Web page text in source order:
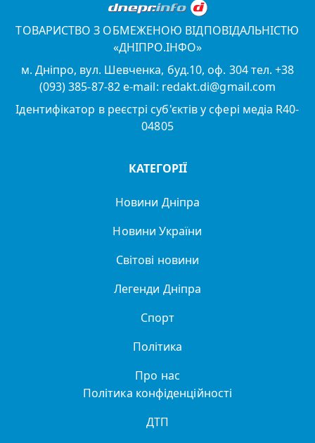
ТОВАРИСТВО З ОБМЕЖЕНОЮ ВІДПОВІДАЛЬНІСТЮ
«ДНІПРО.ІНФО»
м. Дніпро, вул. Шевченка, буд.10, оф. 304 тел. +38
(093) 385-87-82 e-mail: redakt.di@gmail.com
Ідентифікатор в реєстрі суб'єктів у сфері медіа R40-
04805
КАТЕГОРІЇ
Новини Дніпра
Новини України
Світові новини
Легенди Дніпра
Спорт
Політика
Про нас
Політика конфіденційності
ДТП